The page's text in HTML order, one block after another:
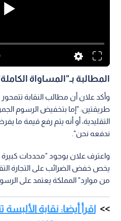
المطالبة بـ"المساواة
وأكد علان أن مطالب النقابة
طريقتين: "إما بتخفيض الرسوم
التقليدية، أو أنه يتم رفع قيمة ما
ندفعه نحن".
واعترف علان بوجود "محددات كبيرة
يخص خفض الضرائب على التجارة
من موارد" المملكة يعتمد على
اقرأ أيضا: نقابة